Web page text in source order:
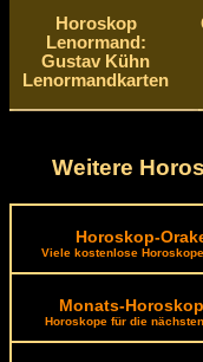
Horoskop
Lenormand:
Gustav Kühn
Lenormandkarten
Weitere
Horoskop-
Viele kostenlose
Monats-
Horoskope für die